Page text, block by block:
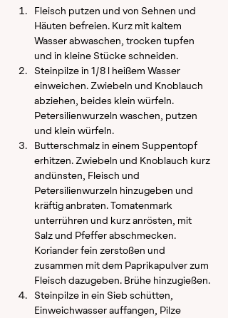
Fleisch putzen und von Sehnen und
Häuten befreien. Kurz mit kaltem
Wasser abwaschen, trocken tupfen
und in kleine Stücke schneiden.
Steinpilze in 1/8 l heißem Wasser
einweichen. Zwiebeln und Knoblauch
abziehen, beides klein würfeln.
Petersilienwurzeln waschen, putzen
und klein würfeln.
Butterschmalz in einem Suppentopf
erhitzen. Zwiebeln und Knoblauch kurz
andünsten, Fleisch und
Petersilienwurzeln hinzugeben und
kräftig anbraten. Tomatenmark
unterrühren und kurz anrösten, mit
Salz und Pfeffer abschmecken.
Koriander fein zerstoßen und
zusammen mit dem Paprikapulver zum
Fleisch dazugeben. Brühe hinzugießen.
Steinpilze in ein Sieb schütten,
Einweichwasser auffangen, Pilze